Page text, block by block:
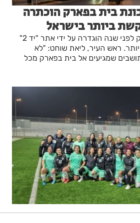
בית בפארק הוכתרה
ביותר בישראל
השכונה שאוכלסה רק לפני שנה הוגדרה על ידי אתר "יד 2"
ראש העיר, ליאת שוחט: "לא
שמגיעים אל בית בפארק מכל
אל עבר שאר היעדים שלנו